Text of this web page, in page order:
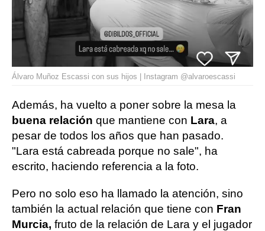
Álvaro Muñoz Escassi con sus hijos | Instagram @alvaroescassi
Además, ha vuelto a poner sobre la mesa la
buena relación que mantiene con Lara, a
pesar de todos los años que han pasado.
"Lara está cabreada porque no sale", ha
escrito, haciendo referencia a la foto.
Pero no solo eso ha llamado la atención, sino
también la actual relación que tiene con Fran
Murcia, fruto de la relación de Lara y el jugador